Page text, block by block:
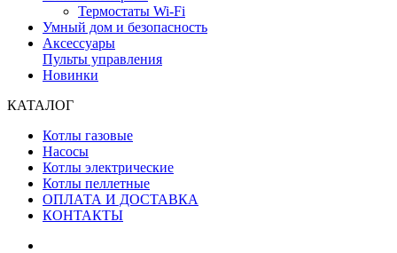
Термостаты Wi-Fi
Умный дом и безопасность
Аксессуары
Пульты управления
Новинки
КАТАЛОГ
Котлы газовые
Насосы
Котлы электрические
Котлы пеллетные
ОПЛАТА И ДОСТАВКА
КОНТАКТЫ